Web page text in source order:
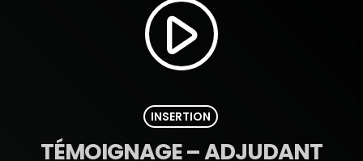
play_arrow
INSERTION
TÉMOIGNAGE – ADJUDANT